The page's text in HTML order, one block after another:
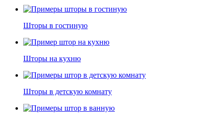
Шторы в гостиную
Шторы на кухню
Шторы в детскую комнату